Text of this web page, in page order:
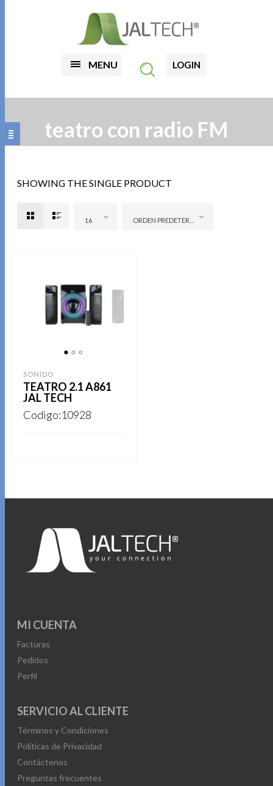
MENU LOGIN
teatro con radio FM
SHOWING THE SINGLE PRODUCT
16
SONIDO
TEATRO 2.1 A861
JAL TECH
Codigo:10928
MI CUENTA
Facturas
Pedidos
Perfil
SERVICIO AL CLIENTE
Términos y Condiciones
Políticas de Privacidad
Contáctenos
Preguntas frecuentes